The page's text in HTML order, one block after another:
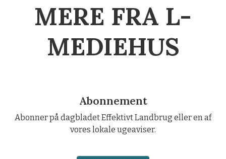
MERE FRA L-
MEDIEHUS
Abonnement
Abonner på dagbladet Effektivt Landbrug eller en af
vores lokale ugeaviser.